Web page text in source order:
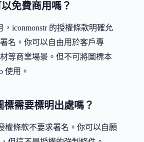
免費商用嗎？
，iconmonstr 的授權條款明確允
名。你可以自由用於客戶專
等商業場景。但不可將圖標本
使用。
需要標明出處嗎？
權條款不要求署名。你可以自願